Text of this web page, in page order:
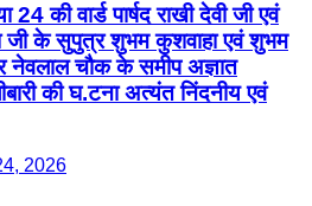
24 की वार्ड पार्षद राखी देवी जी एवं
जी के सुपुत्र शुभम कुशवाहा एवं शुभम
नेवलाल चौक के समीप अज्ञात
की घ.टना अत्यंत निंदनीय एवं
2026